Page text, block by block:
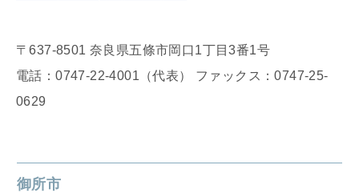
〒637-8501 奈良県五條市岡口1丁目3番1号
電話：0747-22-4001（代表） ファックス：0747-25-
0629
御所市